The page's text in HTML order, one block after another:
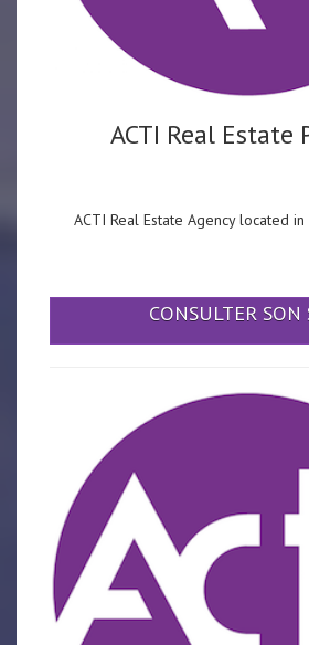
ACTI Real Estate
ACTI Real Estate Agency located
CONSULTER SON